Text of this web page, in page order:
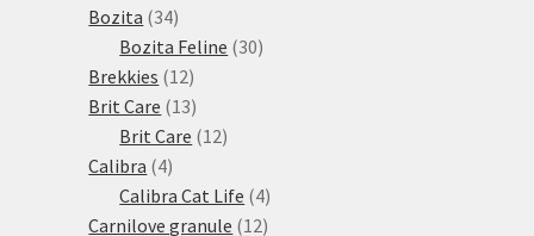
Bozita 3434
produktů
Bozita Feline 3030
Brekkies 1212
produktů
Brit Care 1313
produktů
Brit Care 1212
Calibra 44
produkty
Calibra Cat Life 44
produkty
Carnilove granule 1212